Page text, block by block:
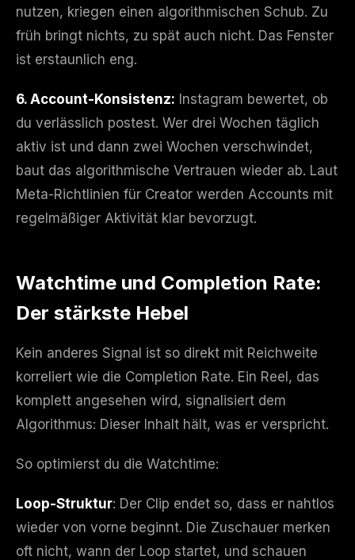
nutzen, kriegen einen algorithmischen Schub. Zu
früh bringt nichts, zu spät auch nicht. Das Fenster
ist erstaunlich eng.
6. Account-Konsistenz: Instagram bewertet, ob
du verlässlich postest. Wer drei Wochen täglich
aktiv ist und dann zwei Wochen verschwindet,
baut das algorithmische Vertrauen wieder ab. Laut
Meta-Richtlinien für Creator werden Accounts mit
regelmäßiger Aktivität klar bevorzugt.
Watchtime und Completion Rate:
Der stärkste Hebel
Kein anderes Signal ist so direkt mit Reichweite
korreliert wie die Completion Rate. Ein Reel, das
komplett angesehen wird, signalisiert dem
Algorithmus: Dieser Inhalt hält, was er verspricht.
So optimierst du die Watchtime:
Loop-Struktur: Der Clip endet so, dass er nahtlos
wieder von vorne beginnt. Die Zuschauer merken
oft nicht, wann der Loop startet, und schauen